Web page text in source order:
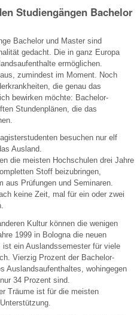
Studiengängen Bachelor
Bachelor und Master sind
gedacht. Die in ganz Europa
ermöglichen.
zumindest im Moment. Noch
die genau das
bewirken möchte: Bachelor-
Stundenplänen, die das
besuchen nur elf
Ausland.
die meisten Hochschulen drei Jahre
Stoff beizubringen,
aus Prüfungen und Seminaren.
keine Zeit, mal für ein oder zwei
Kultur können die wenigen
1999 in Bologna die neuen
ein Auslandssemester für viele
Vierzig Prozent der Bachelor-
Auslandsaufenthaltes, wohingegen
34 Prozent sind.
Träume ist für die meisten